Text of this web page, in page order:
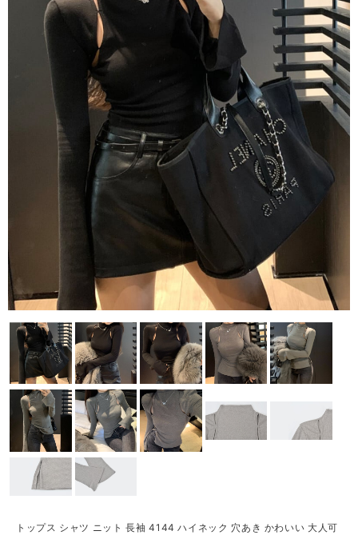
トップス シャツ ニット 長袖 4144 ハイネック 穴あき かわいい 大人可